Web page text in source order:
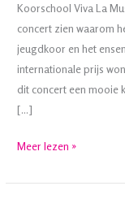
Koorschool Viva La
concert zien waarom
jeugdkoor en het
internationale prijs
dit concert een mooie
[…]
Viva
Musica
Meer lezen »